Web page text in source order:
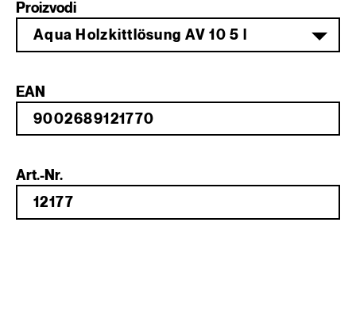
Proizvodi
Aqua Holzkittlösung AV 10 5 l
EAN
Art.-Nr.